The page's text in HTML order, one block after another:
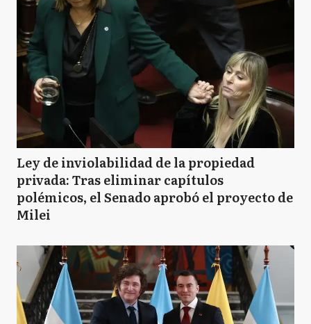
Ley de inviolabilidad de la propiedad
privada: Tras eliminar capítulos
polémicos, el Senado aprobó el proyecto de
Milei